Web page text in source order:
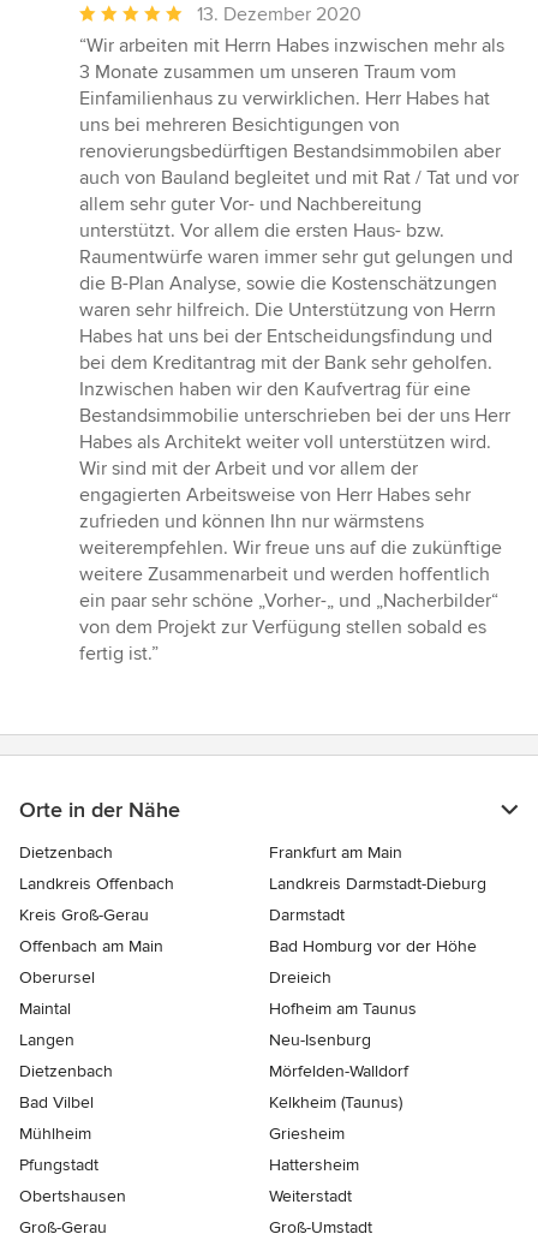
Durchschnittliche
Bewertung:
5
von
5
Sternen
13. Dezember 2020
“Wir arbeiten mit Herrn Habes inzwischen mehr als
3 Monate zusammen um unseren Traum vom
Einfamilienhaus zu verwirklichen. Herr Habes hat
uns bei mehreren Besichtigungen von
renovierungsbedürftigen Bestandsimmobilen aber
auch von Bauland begleitet und mit Rat / Tat und vor
allem sehr guter Vor- und Nachbereitung
unterstützt. Vor allem die ersten Haus- bzw.
Raumentwürfe waren immer sehr gut gelungen und
die B-Plan Analyse, sowie die Kostenschätzungen
waren sehr hilfreich. Die Unterstützung von Herrn
Habes hat uns bei der Entscheidungsfindung und
bei dem Kreditantrag mit der Bank sehr geholfen.
Inzwischen haben wir den Kaufvertrag für eine
Bestandsimmobilie unterschrieben bei der uns Herr
Habes als Architekt weiter voll unterstützen wird.
Wir sind mit der Arbeit und vor allem der
engagierten Arbeitsweise von Herr Habes sehr
zufrieden und können Ihn nur wärmstens
weiterempfehlen. Wir freue uns auf die zukünftige
weitere Zusammenarbeit und werden hoffentlich
ein paar sehr schöne „Vorher-„ und „Nacherbilder“
von dem Projekt zur Verfügung stellen sobald es
fertig ist.”
Orte in der Nähe
Dietzenbach
Frankfurt am Main
Landkreis Offenbach
Landkreis Darmstadt-Dieburg
Kreis Groß-Gerau
Darmstadt
Offenbach am Main
Bad Homburg vor der Höhe
Oberursel
Dreieich
Maintal
Hofheim am Taunus
Langen
Neu-Isenburg
Dietzenbach
Mörfelden-Walldorf
Bad Vilbel
Kelkheim (Taunus)
Mühlheim
Griesheim
Pfungstadt
Hattersheim
Obertshausen
Weiterstadt
Groß-Gerau
Groß-Umstadt